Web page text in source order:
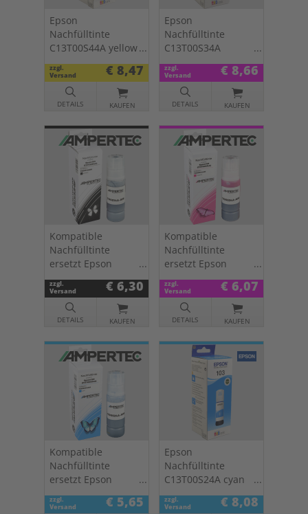
Epson
Nachfülltinte
C13T00S44A yellow
103
zzgl.
Versand
€ 8,47
DETAILS KAUFEN
Epson
Nachfülltinte
C13T00S34A
magenta 103
zzgl.
Versand
€ 8,66
DETAILS KAUFEN
Kompatible
Nachfülltinte
ersetzt Epson
C13T00S14A 103
schwarz
zzgl.
Versand
€ 6,30
DETAILS KAUFEN
Kompatible
Nachfülltinte
ersetzt Epson
C13T00S34A 103
magenta
zzgl.
Versand
€ 6,07
DETAILS KAUFEN
Kompatible
Nachfülltinte
ersetzt Epson
C13T00S24A 103
cyan
zzgl.
Versand
€ 5,65
Epson
Nachfülltinte
C13T00S24A cyan
103
zzgl.
Versand
€ 8,08